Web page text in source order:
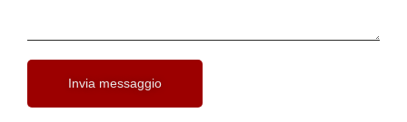
Invia messaggio